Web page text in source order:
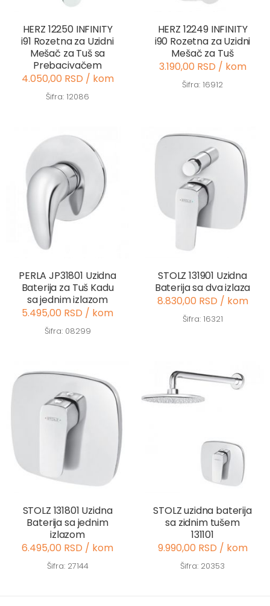
HERZ 12250 INFINITY
i91 Rozetna za Uzidni
Mešač za Tuš sa
Prebacivačem
4.050,00 RSD / kom
Šifra: 12086
HERZ 12249 INFINITY
i90 Rozetna za Uzidni
Mešač za Tuš
3.190,00 RSD / kom
Šifra: 16912
PERLA JP31801 Uzidna
Baterija za Tuš Kadu
sa jednim izlazom
5.495,00 RSD / kom
Šifra: 08299
STOLZ 131901 Uzidna
Baterija sa dva izlaza
8.830,00 RSD / kom
Šifra: 16321
STOLZ 131801 Uzidna
Baterija sa jednim
izlazom
6.495,00 RSD / kom
Šifra: 27144
STOLZ uzidna baterija
sa zidnim tušem
131101
9.990,00 RSD / kom
Šifra: 20353